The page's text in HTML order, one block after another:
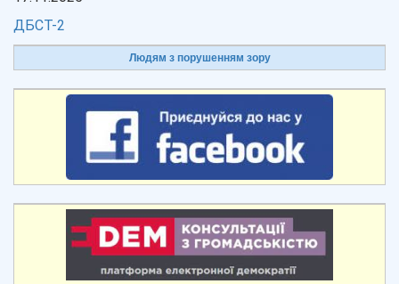
ДБСТ-2
Людям з порушенням зору